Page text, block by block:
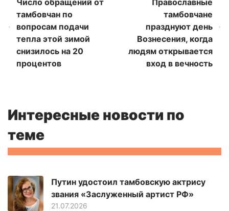
тамбовчан по
вопросам подачи
тепла этой зимой
снизилось на 20
процентов
тамбовчане
празднуют день
Вознесения, когда
людям открывается
вход в вечность
Интересные новости по
теме
Путин удостоил тамбовскую актрису
звания «Заслуженный артист РФ»
21.07.2026